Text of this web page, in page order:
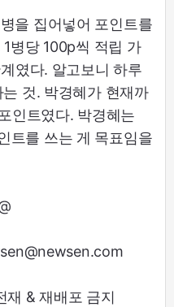
을 집어넣어 포인트를
병당 100p씩 적립 가
였다. 알고보니 하루
것. 박경혜가 현재까
인트였다. 박경혜는
트를 쓰는 게 목표임을
& 재배포 금지